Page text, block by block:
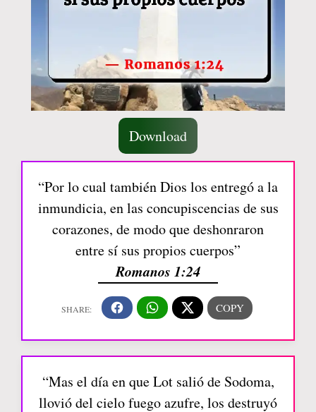
Download
“Por lo cual también Dios los entregó a la
inmundicia, en las concupiscencias de sus
corazones, de modo que deshonraron
entre sí sus propios cuerpos”
Romanos 1:24
“Mas el día en que Lot salió de Sodoma,
llovió del cielo fuego azufre, los destruyó